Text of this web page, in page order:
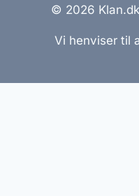
© 2026
Vi henviser til